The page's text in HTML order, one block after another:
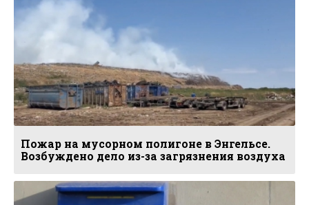
Пожар на мусорном полигоне в Энгельсе.
Возбуждено дело из-за загрязнения воздуха